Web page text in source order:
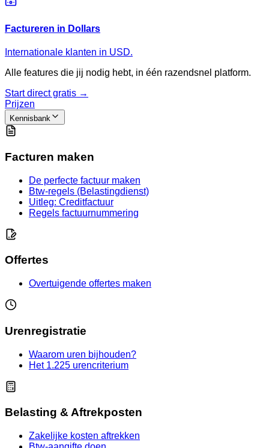
Factureren in Dollars
Internationale klanten in USD.
Alle features die jij nodig hebt, in één razendsnel platform.
Start direct gratis →
Prijzen
Kennisbank
Facturen maken
De perfecte factuur maken
Btw-regels (Belastingdienst)
Uitleg: Creditfactuur
Regels factuurnummering
Offertes
Overtuigende offertes maken
Urenregistratie
Waarom uren bijhouden?
Het 1.225 urencriterium
Belasting & Aftrekposten
Zakelijke kosten aftrekken